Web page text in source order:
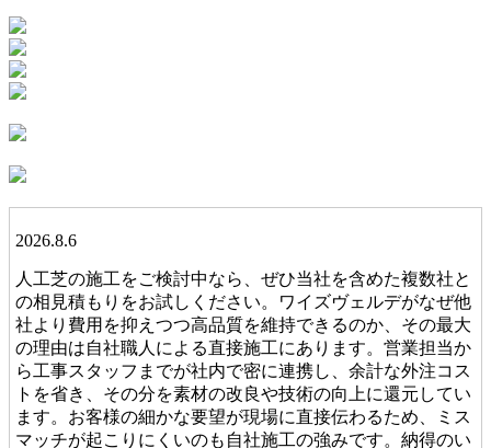
2026.8.6
人工芝の施工をご検討中なら、ぜひ当社を含めた複数社と
の相見積もりをお試しください。ワイズヴェルデがなぜ他
社より費用を抑えつつ高品質を維持できるのか、その最大
の理由は自社職人による直接施工にあります。営業担当か
ら工事スタッフまでが社内で密に連携し、余計な外注コス
トを省き、その分を素材の改良や技術の向上に還元してい
ます。お客様の細かな要望が現場に直接伝わるため、ミス
マッチが起こりにくいのも自社施工の強みです。納得のい